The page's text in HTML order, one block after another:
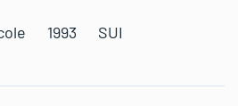
Nicole 1993 SUI